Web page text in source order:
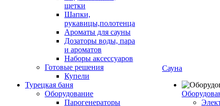
щетки
Шапки,
рукавицы,полотенца
Ароматы для сауны
Дозаторы воды, пара
и ароматов
Наборы аксессуаров
Готовые решения
Купели
Турецкая баня
Оборудование
Парогенераторы
Сауна